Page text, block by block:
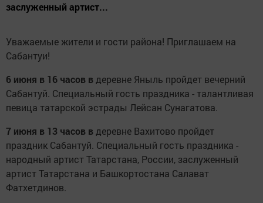
заслуженный артист...
Уважаемые жители и гости района! Приглашаем на
Сабантуи!
6 июня в 16 часов вдеревне Яныль пройдет вечерний
Сабантуй. Специальный гость праздника - талантливая
певица татарской эстрады Лейсан Сунагатова.
7 июня в 13 часов вдеревне Вахитово пройдет
праздник Сабантуй. Специальный гость праздника -
народный артист Татарстана, России, заслуженный
артист Татарстана и Башкортостана Салават
Фатхетдинов.